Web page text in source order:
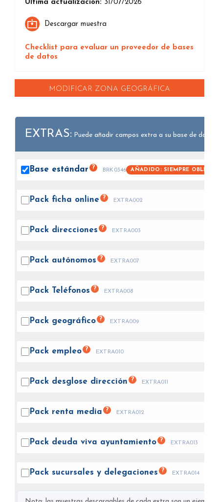
Última actualización: 31/07/2026
Descargar muestra
Checklist para evaluar un proveedor de bases
de datos
MODIFICAR ZONA GEOGRÁFICA
EXTRAS: Puede añadir campos extra a su base de datos.
Base estándar ? BRK0346 AÑADIDO: SIEMPRE
Pack ficha online ? EXTRA002
Pack direcciones ? EXTRA003
Pack autónomos ? EXTRA007
Pack Teléfonos ? EXTRA008
Pack geográfico ? EXTRA009
Pack empleo ? EXTRA010
Pack desglose dirección ? EXTRA011
Pack renta media ? EXTRA012
Pack deuda viva ayuntamiento ? EXTRA013
Pack sucursales y delegaciones ? EXTRA014